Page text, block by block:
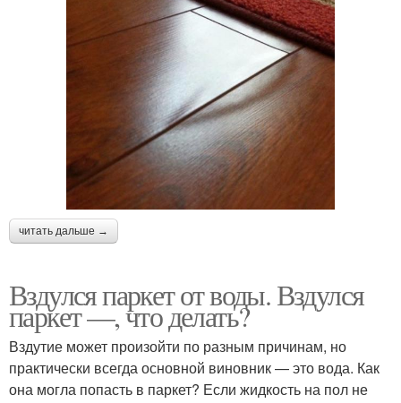
читать дальше →
Вздулся паркет от воды. Вздулся
паркет —, что делать?
Вздутие может произойти по разным причинам, но
практически всегда основной виновник — это вода. Как
она могла попасть в паркет? Если жидкость на пол не